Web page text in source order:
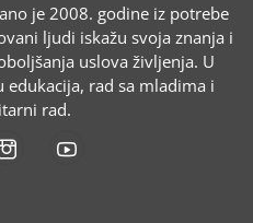
je 2008. godine iz potrebe
ljudi iskažu svoja znanja i
uslova življenja. U
edukacija, rad sa mladima i
rad.